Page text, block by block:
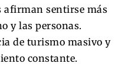
afirman sentirse más
y las personas.
de turismo masivo y
constante.